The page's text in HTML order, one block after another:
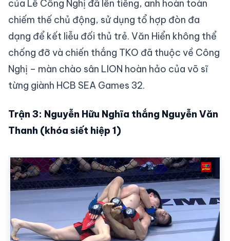
của Lê Công Nghị đã lên tiếng, anh hoàn toàn
chiếm thế chủ động, sử dụng tổ hợp đòn đa
dạng để kết liễu đối thủ trẻ. Văn Hiển không thể
chống đỡ và chiến thắng TKO đã thuộc về Công
Nghị – màn chào sân LION hoàn hảo của võ sĩ
từng giành HCB SEA Games 32.
Trận 3: Nguyễn Hữu Nghĩa thắng Nguyễn Văn
Thanh (khóa siết hiệp 1)